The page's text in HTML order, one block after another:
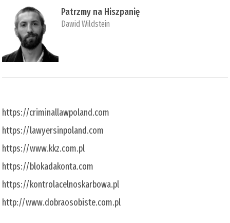
Patrzmy na Hiszpanię
Dawid Wildstein
https://criminallawpoland.com
https://lawyersinpoland.com
https://www.kkz.com.pl
https://blokadakonta.com
https://kontrolacelnoskarbowa.pl
http://www.dobraosobiste.com.pl